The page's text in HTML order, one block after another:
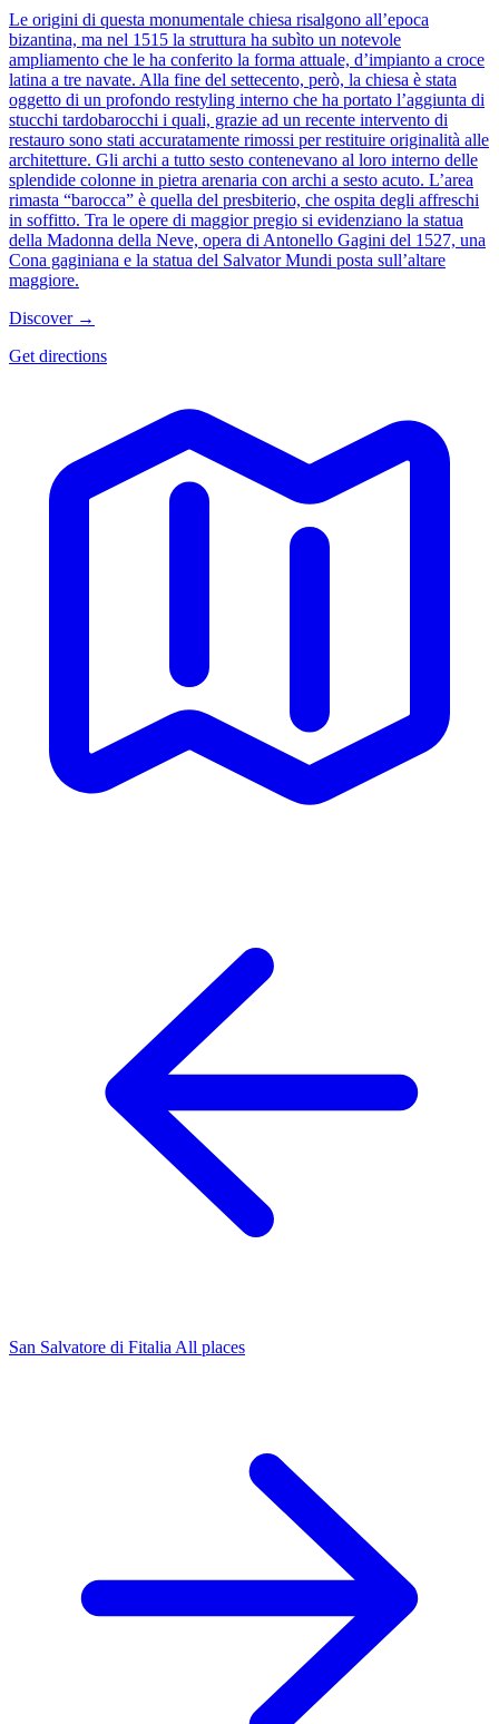
Le origini di questa monumentale chiesa risalgono all’epoca
bizantina, ma nel 1515 la struttura ha subìto un notevole
ampliamento che le ha conferito la forma attuale, d’impianto a croce
latina a tre navate. Alla fine del settecento, però, la chiesa è stata
oggetto di un profondo restyling interno che ha portato l’aggiunta di
stucchi tardobarocchi i quali, grazie ad un recente intervento di
restauro sono stati accuratamente rimossi per restituire originalità alle
architetture. Gli archi a tutto sesto contenevano al loro interno delle
splendide colonne in pietra arenaria con archi a sesto acuto. L’area
rimasta “barocca” è quella del presbiterio, che ospita degli affreschi
in soffitto. Tra le opere di maggior pregio si evidenziano la statua
della Madonna della Neve, opera di Antonello Gagini del 1527, una
Cona gaginiana e la statua del Salvator Mundi posta sull’altare
maggiore.
Discover →
Get directions
San Salvatore di Fitalia All places